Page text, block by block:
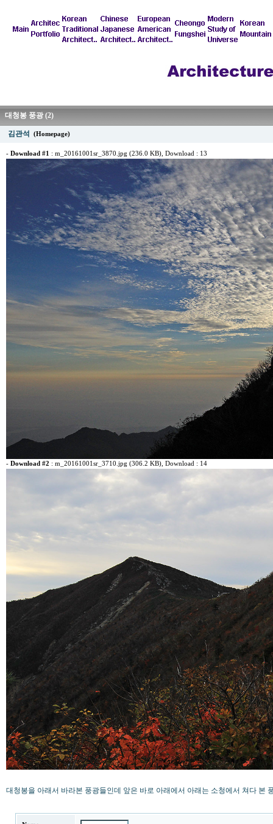
대청봉 풍광 (2)
김관석 (Homepage)
- Download #1 : m_20161001sr_3870.jpg (236.0 KB) , Download : 13
- Download #2 : m_20161001sr_3710.jpg (306.2 KB), Download : 14
대청봉을 아래서 바라본 풍광들인데 앞은 바로 아래에서 아래는 소청에서 쳐다 본